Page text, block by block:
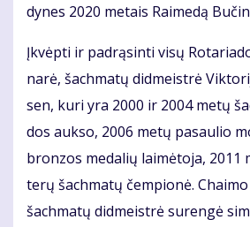
dy­nes 2020 me­tais Rai­me­dą
Įkvėp­ti ir pa­drą­sin­ti vi­sų
na­rė, šach­ma­tų did­meist­rė
sen, ku­ri yra 2000 ir 2004 me­tų
dos auk­so, 2006 me­tų pa­sau­lio
bron­zos me­da­lių lai­mė­to­ja,
te­rų šach­ma­tų čem­pio­nė.
šach­ma­tų did­meist­rė su­ren­gė